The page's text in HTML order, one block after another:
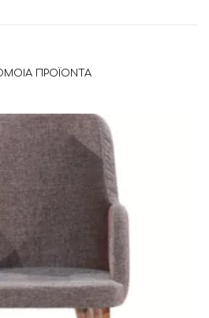
ΠΡΟΪΌΝΤΑ